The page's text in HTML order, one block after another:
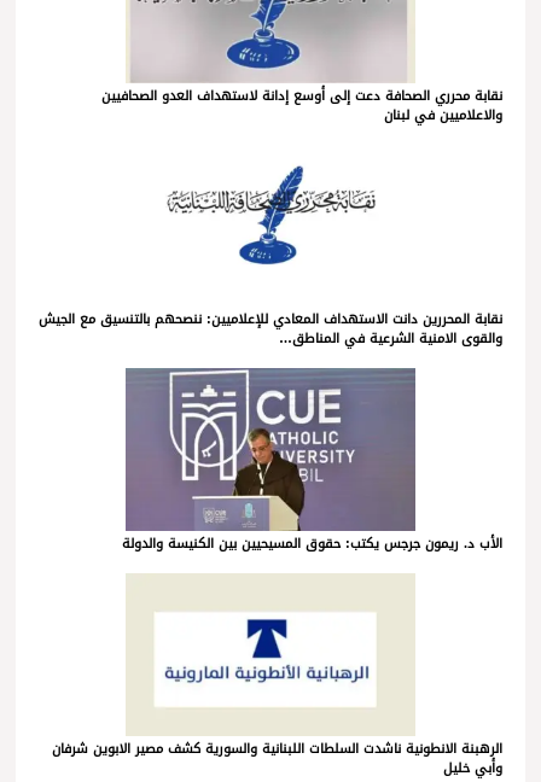
نقابة محرري الصحافة دعت إلى أوسع إدانة لاستهداف العدو الصحافيين
والاعلاميين في لبنان
نقابة المحررين دانت الاستهداف المعادي للإعلاميين: ننصحهم بالتنسيق مع الجيش
والقوى الامنية الشرعية في المناطق…
الأب د. ريمون جرجس يكتب: حقوق المسيحيين بين الكنيسة والدولة
الرهبنة الانطونية ناشدت السلطات اللبنانية والسورية كشف مصير الابوين شرفان
وأبي خليل